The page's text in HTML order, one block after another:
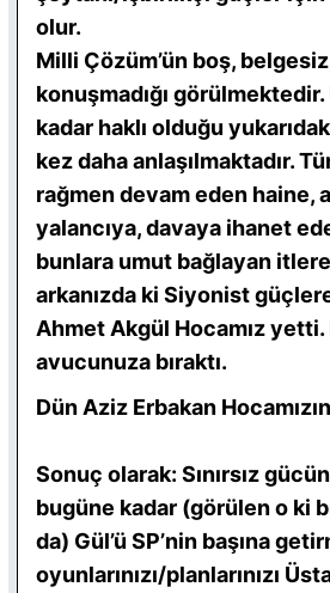
olur.
Milli Çözüm’ün boş,
konuşmadığı görülmektedir.
kadar haklı olduğu
kez daha anlaşılmaktadır.
rağmen devam eden haine,
yalancıya, davaya ihanet
bunlara umut bağlayan
arkanızda ki Siyonist
Ahmet Akgül Hocamız yetti.
avucunuza bıraktı.
Dün Aziz Erbakan
Sonuç olarak: Sınırsız
bugüne kadar (görülen o ki
da) Gül’ü SP’nin başına
oyunlarınızı/planlarınızı